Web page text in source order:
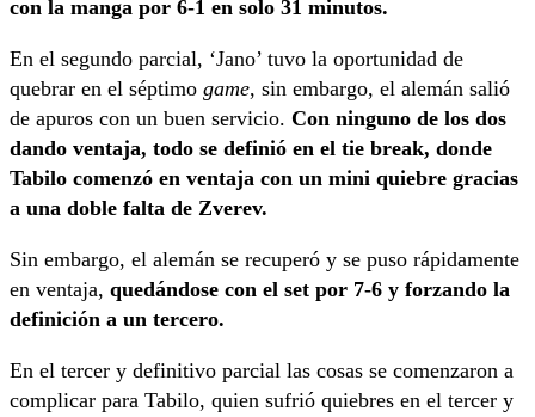
con la manga por 6-1 en solo 31 minutos.
En el segundo parcial, ‘Jano’ tuvo la oportunidad de
quebrar en el séptimo game, sin embargo, el alemán salió
de apuros con un buen servicio. Con ninguno de los dos
dando ventaja, todo se definió en el tie break, donde
Tabilo comenzó en ventaja con un mini quiebre gracias
a una doble falta de Zverev.
Sin embargo, el alemán se recuperó y se puso rápidamente
en ventaja, quedándose con el set por 7-6 y forzando la
definición a un tercero.
En el tercer y definitivo parcial las cosas se comenzaron a
complicar para Tabilo, quien sufrió quiebres en el tercer y